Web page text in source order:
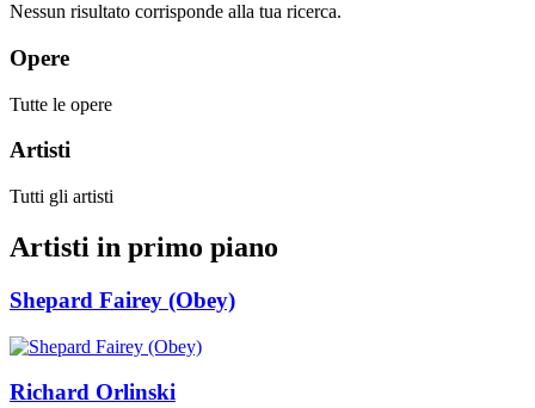
Nessun risultato corrisponde alla tua ricerca.
Opere
Tutte le opere
Artisti
Tutti gli artisti
Artisti in primo piano
Shepard Fairey (Obey)
Richard Orlinski